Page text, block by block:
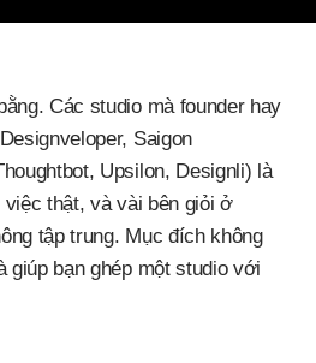
Các studio mà founder hay
Saigon
Upsilon, Designli) là
thật, và vài bên giỏi ở
tập trung. Mục đích không
giúp bạn ghép một studio với